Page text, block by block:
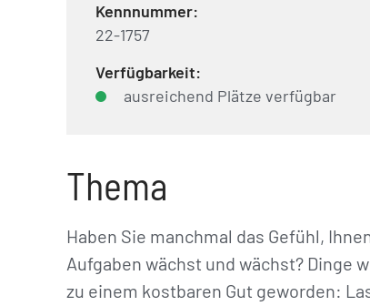
Kennnummer:
22-1757
Verfügbarkeit:
ausreichend Plätze verfügbar
Thema
Haben Sie manchmal das Gefühl,
Aufgaben wächst und wächst? Dinge
zu einem kostbaren Gut geworden: